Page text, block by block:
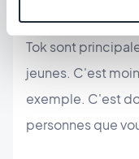
que les réseaux
Tok sont
jeunes. C'est
exemple. C'est
personnes que